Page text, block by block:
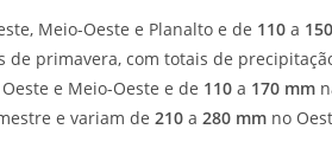
Meio-Oeste e Planalto e de 110 a
primavera, com totais de
e Meio-Oeste e de 110 a 170 mm
e variam de 210 a 280 mm no